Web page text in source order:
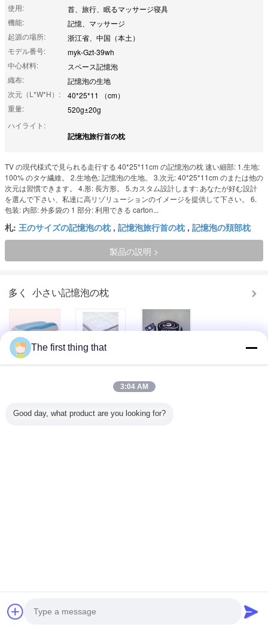
使用:
首、旅行、眠るマッサージ寝具
機能:
記憶、マッサージ
起源の場所:
浙江省、中国（本土）
モデル番号:
myk-Gzt-39wh
中心材料:
スペース記憶泡
織布:
記憶泡の生地
次元（L*W*H）:
40*25*11 （cm）
重量:
520g±20g
ハイライト:
記憶泡旅行首の枕
TV の現代様式で見られる走行する 40*25*11cm の記憶泡の枕 速い細部: 1.生地:
100% のタケ繊維。 2.生地色: 記憶泡の生地。 3.次元: 40*25*11cm のまたは他の
次元は習慣できます。 4.形: 長方形。 5.カスタム設計します: あなたが好む設計
を選んで下さい、私達に高リゾリューションのイメージを提供して下さい。 6.
包装: 内部: 外多袋の 1 部分: 利用できる carton...
札: 王のサイズの記憶泡の枕, 記憶泡旅行首の枕, 記憶泡の頚部枕
製品の説明 >
多く 小さい記憶泡の枕
記憶泡の枕、シリ
冷却の記憶泡のゲ
ボルスタ枕
反いびき家および
ホテルの寝具のた
真新しい緑色の
OEM のオフィス
世帯の マイクロフ
ァイバー の洗浄さ
私達を電話して下さい
The first thing that
3:04 AM
Good day, what product are you looking for?